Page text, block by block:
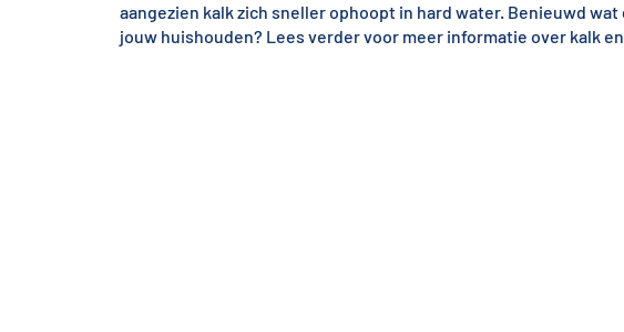
aangezien kalk zich sneller ophoopt in hard water. Benieuwd
jouw huishouden? Lees verder voor meer informatie over kalk